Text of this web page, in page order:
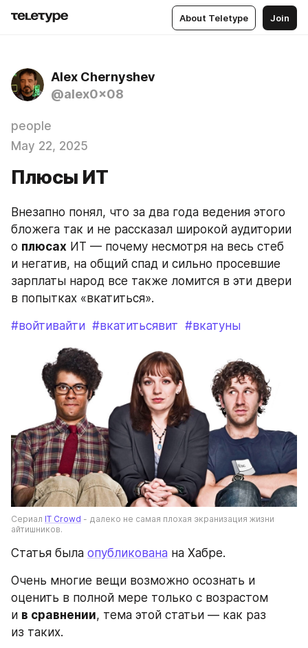
About Teletype Join
Alex Chernyshev
@alex0x08
people
May 22, 2025
Плюсы ИТ
Внезапно понял, что за два года ведения этого
бложега так и не рассказал широкой аудитории
о плюсах ИТ — почему несмотря на весь стеб
и негатив, на общий спад и сильно просевшие
зарплаты народ все также ломится в эти двери
в попытках «вкатиться».
#войтивайти #вкатитьсявит #вкатуны
Сериал IT Crowd - далеко не самая плохая экранизация жизни
айтишников.
Статья была опубликована на Хабре.
Очень многие вещи возможно осознать и
оценить в полной мере только с возрастом
и в сравнении, тема этой статьи — как раз
из таких.